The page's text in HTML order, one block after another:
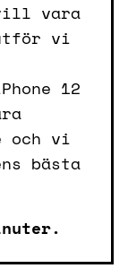
vara
vi
12
och vi
bästa